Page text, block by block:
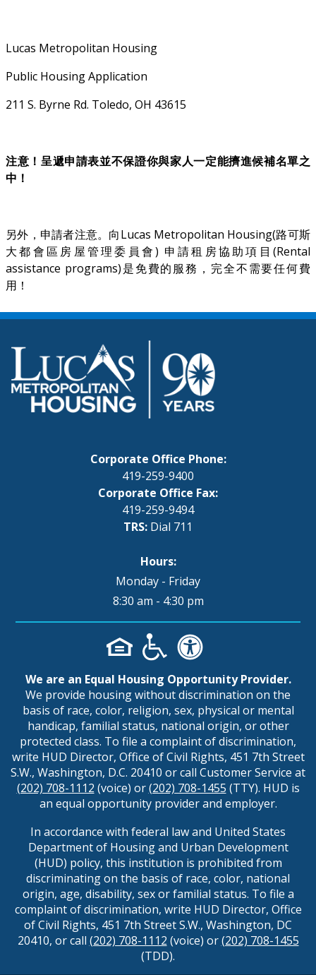
Lucas Metropolitan Housing
Public Housing Application
211 S. Byrne Rd. Toledo, OH 43615
注意！呈遞申請表並不保證你與家人一定能擠進候補名單之
中！
另外，申請者注意。向Lucas Metropolitan Housing(路可斯
大都會區房屋管理委員會) 申請租房協助項目(Rental
assistance programs)是免費的服務，完全不需要任何費
用！
Corporate Office Phone:
419-259-9400
Corporate Office Fax:
419-259-9494
TRS: Dial 711
Hours:
Monday - Friday
8:30 am - 4:30 pm
We are an Equal Housing Opportunity Provider.
We provide housing without discrimination on the
basis of race, color, religion, sex, physical or mental
handicap, familial status, national origin, or other
protected class. To file a complaint of discrimination,
write HUD Director, Office of Civil Rights, 451 7th Street
S.W., Washington, D.C. 20410 or call Customer Service at
(202) 708-1112 (voice) or(202) 708-1455 (TTY). HUD is
an equal opportunity provider and employer.
In accordance with federal law and United States
Department of Housing and Urban Development
(HUD) policy, this institution is prohibited from
discriminating on the basis of race, color, national
origin, age, disability, sex or familial status. To file a
complaint of discrimination, write HUD Director, Office
of Civil Rights, 451 7th Street S.W., Washington, DC
20410, or call (202) 708-1112 (voice) or(202) 708-1455
(TDD).